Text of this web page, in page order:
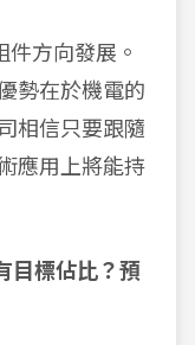
方向發展。
勢在於機電的
相信只要跟隨
應用上將能持
目標佔比？預